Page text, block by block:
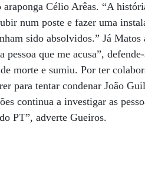
araponga Célio Arêas. “A
num poste e fazer uma
sido absolvidos.” Já
pessoa que me acusa”,
de morte e sumiu. Por ter
para tentar condenar João
continua a investigar as
PT”, adverte Gueiros.